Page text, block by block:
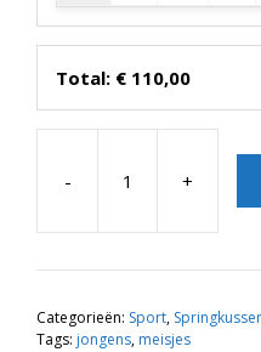
Total: € 110,00
- +
Categorieën: Sport,
Tags: jongens, meisjes